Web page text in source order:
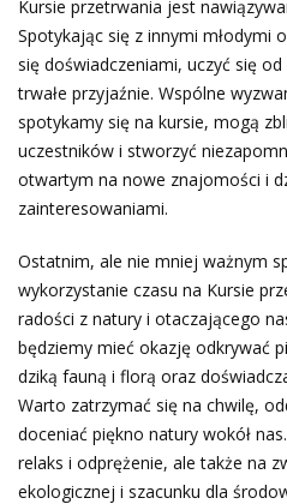
Kursie przetrwania jest
Spotykając się z innymi młodymi
się doświadczeniami, uczyć się
trwałe przyjaźnie. Wspólne
spotykamy się na kursie, mogą
uczestników i stworzyć
otwartym na nowe znajomości i
zainteresowaniami.
Ostatnim, ale nie mniej ważnym
wykorzystanie czasu na Kursie
radości z natury i otaczającego
będziemy mieć okazję odkrywać
dziką fauną i florą oraz
Warto zatrzymać się na chwilę,
doceniać piękno natury wokół
relaks i odprężenie, ale także na
ekologicznej i szacunku dla